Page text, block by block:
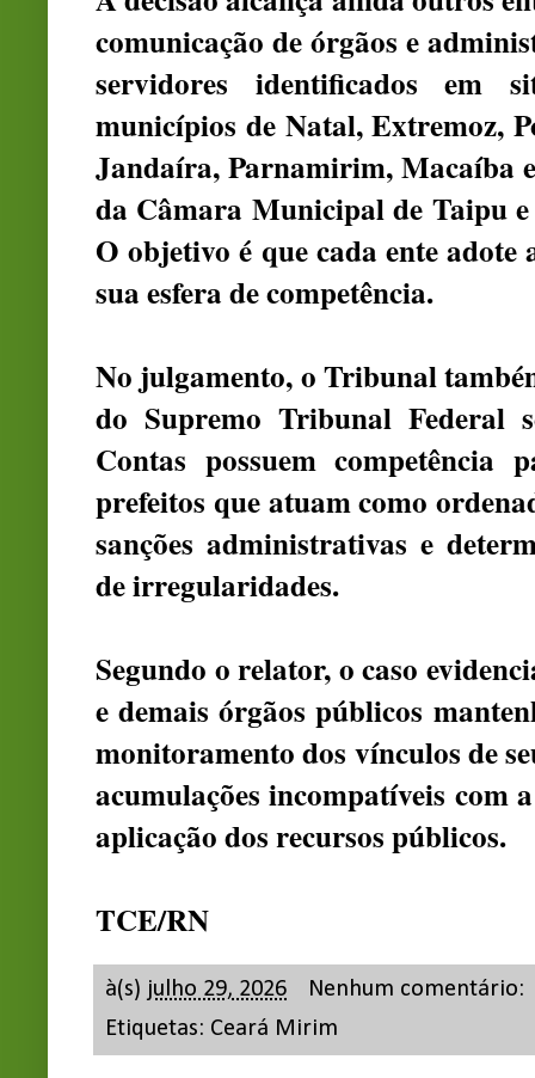
comunicação de órgãos e
servidores identificados em
municípios de Natal, Extremoz,
Jandaíra, Parnamirim, Macaíba
da Câmara Municipal de Taipu
O objetivo é que cada ente
sua esfera de competência.
No julgamento, o Tribunal
do Supremo Tribunal Federal
Contas possuem
prefeitos que atuam como
sanções administrativas e
de irregularidades.
Segundo o relator, o caso
e demais órgãos públicos
monitoramento dos vínculos de
acumulações incompatíveis
aplicação dos recursos públicos.
TCE/RN
à(s) julho 29, 2026
Nenhum comentário:
Etiquetas: Ceará Mirim